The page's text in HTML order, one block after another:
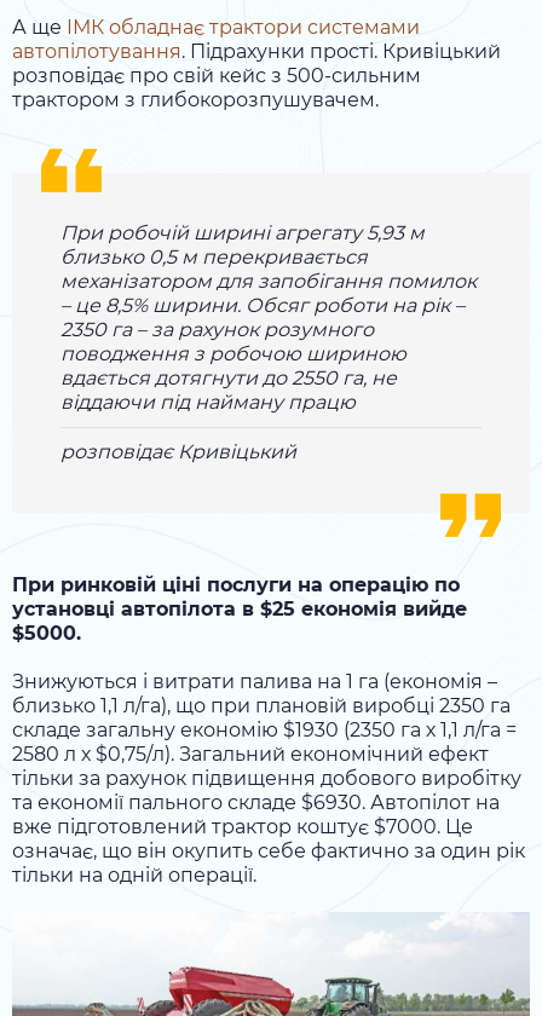
А ще ІМК обладнає трактори системами
автопілотування. Підрахунки прості. Кривіцький
розповідає про свій кейс з 500-сильним
трактором з глибокорозпушувачем.
При робочій ширині агрегату 5,93 м
близько 0,5 м перекривається
механізатором для запобігання помилок
– це 8,5% ширини. Обсяг роботи на рік –
2350 га – за рахунок розумного
поводження з робочою шириною
вдається дотягнути до 2550 га, не
віддаючи під найману працю
розповідає Кривіцький
При ринковій ціні послуги на операцію по
установці автопілота в $25 економія вийде
$5000.
Знижуються і витрати палива на 1 га (економія –
близько 1,1 л/га), що при плановій виробці 2350 га
складе загальну економію $1930 (2350 га х 1,1 л/га =
2580 л х $0,75/л). Загальний економічний ефект
тільки за рахунок підвищення добового виробітку
та економії пального складе $6930. Автопілот на
вже підготовлений трактор коштує $7000. Це
означає, що він окупить себе фактично за один рік
тільки на одній операції.